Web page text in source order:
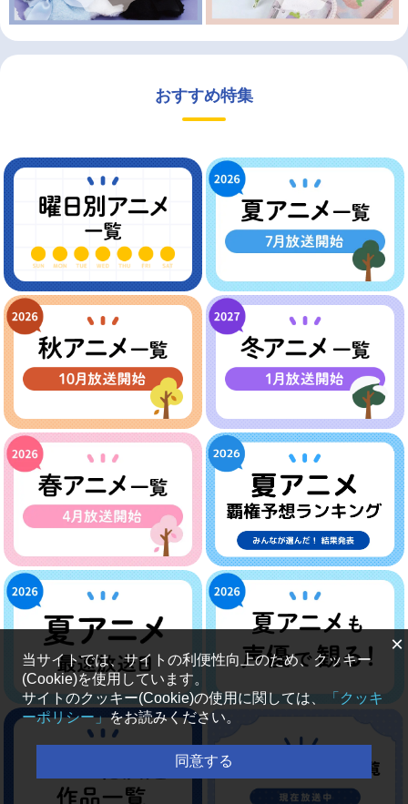
おすすめ特集
×
当サイトでは、サイトの利便性向上のため、クッキー
(Cookie)を使用しています。
サイトのクッキー(Cookie)の使用に関しては、
「クッキ
ーポリシー」をお読みください。
同意する